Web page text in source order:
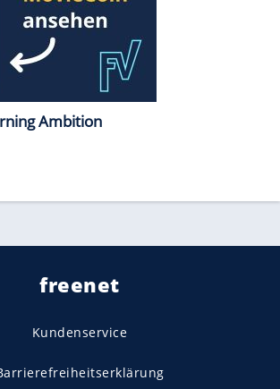
Ambition
freenet
Kundenservice